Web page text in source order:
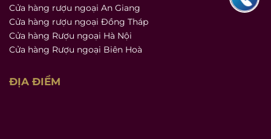
Cửa hàng rượu ngoại An Giang
Cửa hàng rượu ngoại Đồng Tháp
Cửa hàng Rượu ngoại Hà Nội
Cửa hàng Rượu ngoại Biên Hoà
ĐỊA ĐIỂM